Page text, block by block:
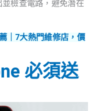
檢查電路，避免潛在
｜7大熱門維修店，價
必須送